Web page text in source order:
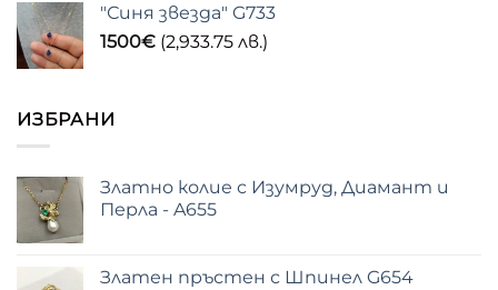
"Синя звезда" G733
1500€ (2,933.75 лв.)
ИЗБРАНИ
Златно колие с Изумруд, Диамант и
Перла - A655
Златен пръстен с Шпинел G654